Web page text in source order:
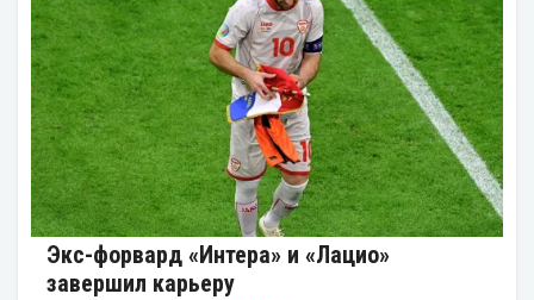
Экс-форвард «Интера» и «Лацио»
завершил карьеру